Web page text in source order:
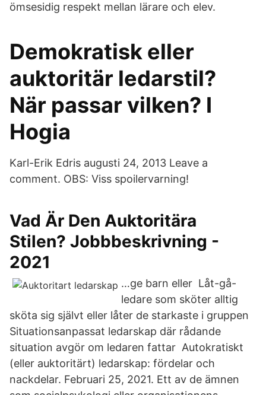
ömsesidig respekt mellan lärare och elev.
Demokratisk eller
auktoritär ledarstil?
När passar vilken? I
Hogia
Karl-Erik Edris augusti 24, 2013 Leave a
comment. OBS: Viss spoilervarning!
Vad Är Den Auktoritära
Stilen? Jobbbeskrivning -
2021
…ge barn eller Låt-gå-
ledare som sköter alltig
sköta sig självt eller låter de starkaste i gruppen
Situationsanpassat ledarskap där rådande
situation avgör om ledaren fattar Autokratiskt
(eller auktoritärt) ledarskap: fördelar och
nackdelar. Februari 25, 2021. Ett av de ämnen